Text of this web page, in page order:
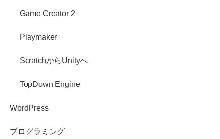
Game Creator 2
Playmaker
ScratchからUnityへ
TopDown Engine
WordPress
プログラミング